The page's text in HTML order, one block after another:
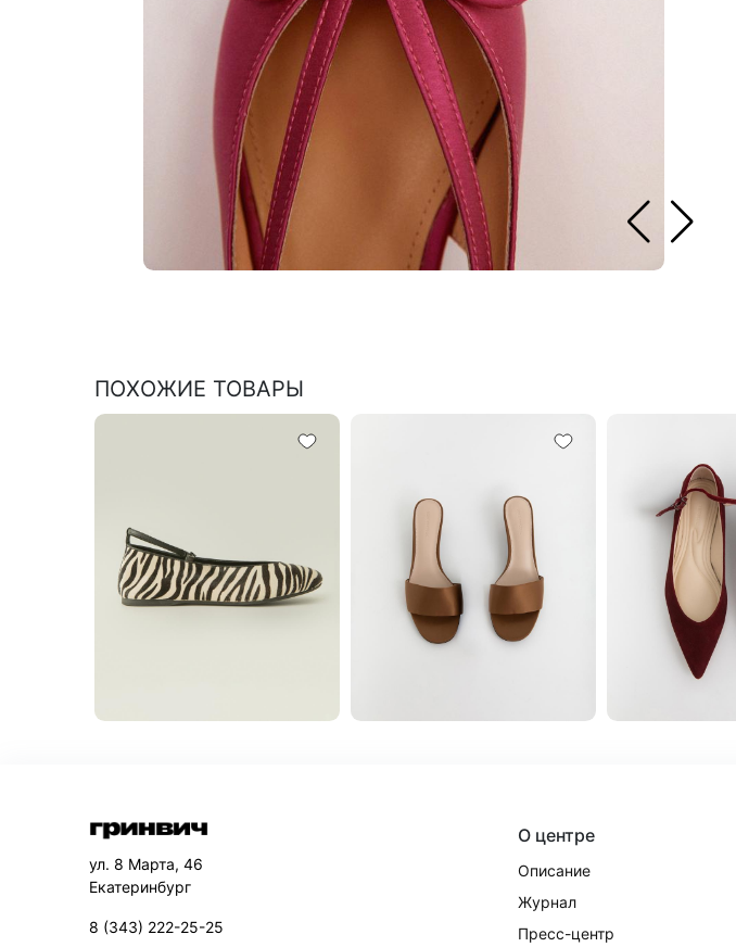
ПОХОЖИЕ ТОВАРЫ
ул. 8 Марта, 46
Екатеринбург
8 (343) 222-25-25
О центре
Описание
Журнал
Пресс-центр